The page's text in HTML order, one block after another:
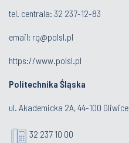
tel. centrala: 32 237-12-83
email: rg@polsl.pl
https://www.polsl.pl
Politechnika Śląska
ul. Akademicka 2A, 44-100 Gliwice
32 237 10 00